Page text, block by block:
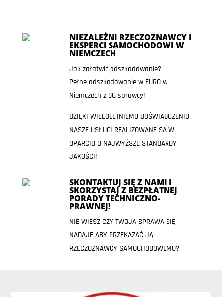
NIEZALEŻNI RZECZOZNAWCY I
EKSPERCI SAMOCHODOWI W
NIEMCZECH
Jak załatwić odszkodowanie?
Pełne odszkodowanie w EURO w
Niemczech z OC sprawcy!
DZIĘKI WIELOLETNIEMU DOŚWIADCZENIU
NASZE USŁUGI REALIZOWANE SĄ W
OPARCIU O NAJWYŻSZE STANDARDY
JAKOŚCI!
SKONTAKTUJ SIĘ Z NAMI I
SKORZYSTAJ Z BEZPŁATNEJ
PORADY TECHNICZNO-
PRAWNEJ!
NIE WIESZ CZY TWOJA SPRAWA SIĘ
NADAJE ABY PRZEKAZAĆ JĄ
RZECZOZNAWCY SAMOCHODOWEMU?